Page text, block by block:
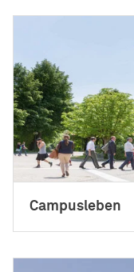
Campusleben